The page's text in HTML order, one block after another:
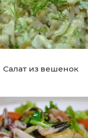
Салат из вешенок